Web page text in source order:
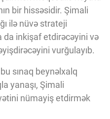
bir hissəsidir. Şimali
ilə nüvə strateji
da inkişaf etdirəcəyini və
vurğulayıb.
sınaq beynəlxalq
yanaşı, Şimali
nümayiş etdirmək